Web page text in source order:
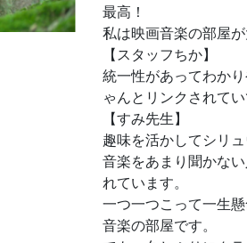
最高！
私は映画音楽の部屋が
【スタッフちか】
統一性があってわか
ゃんとリンクされて
【すみ先生】
趣味を活かしてシリ
音楽をあまり聞かな
れています
一つ一つこって一生
音楽の部屋です。